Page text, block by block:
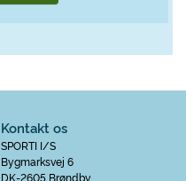
Kontakt os
SPORTI I/S
Bygmarksvej 6
DK-2605 Brøndby